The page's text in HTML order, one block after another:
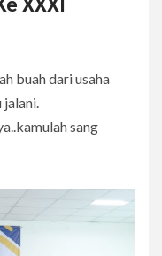
XXXI
buah dari usaha
jalani.
sang